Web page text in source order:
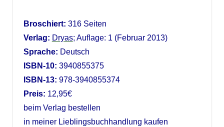
Broschiert: 316 Seiten
Verlag: Dryas; Auflage: 1 (Februar 2013)
Sprache: Deutsch
ISBN-10: 3940855375
ISBN-13: 978-3940855374
Preis: 12,95€
beim Verlag bestellen
in meiner Lieblingsbuchhandlung kaufen